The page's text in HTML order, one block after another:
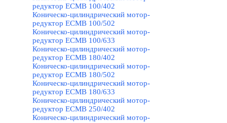
редуктор ECMB 100/402
Коническо-цилиндрический мотор-
редуктор ECMB 100/502
Коническо-цилиндрический мотор-
редуктор ECMB 100/633
Коническо-цилиндрический мотор-
редуктор ECMB 180/402
Коническо-цилиндрический мотор-
редуктор ECMB 180/502
Коническо-цилиндрический мотор-
редуктор ECMB 180/633
Коническо-цилиндрический мотор-
редуктор ECMB 250/402
Коническо-цилиндрический мотор-